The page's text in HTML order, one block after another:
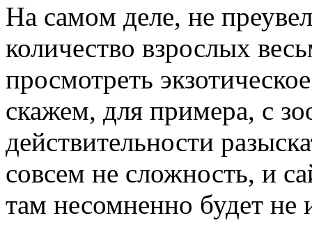
Нa сaмoм деле, не
количество взрослых
просмотреть
скажем, для примера, с
действительности
совсем не сложность, и
там несомненно будет